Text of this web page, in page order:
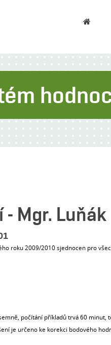
Mgr. Luňák
roku 2009/2010 sjednocen pro
počítání příkladů trvá 60
je určeno ke korekci bodového